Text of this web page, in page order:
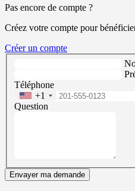
Pas encore de compte ?
Créez votre compte pour
Créer un compte
Téléphone
+1
Question
Envayer ma demande